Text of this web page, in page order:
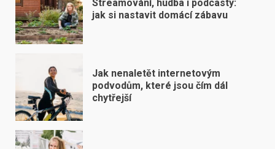
Streamování, hudba i podcasty:
jak si nastavit domácí zábavu
Jak nenaletět internetovým
podvodům, které jsou čím dál
chytřejší